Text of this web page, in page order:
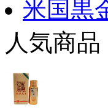
米国黒
人気商品